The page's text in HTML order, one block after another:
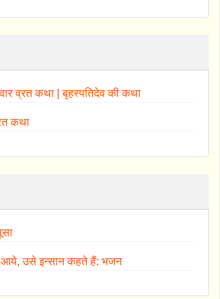
व्रत कथा | बृहस्पतिदेव की कथा
कथा
आये, उसे इन्सान कहते हैं: भजन